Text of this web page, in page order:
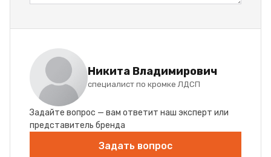
Никита Владимирович
специалист по кромке ЛДСП
Задайте вопрос — вам ответит наш эксперт или
представитель бренда
Задать вопрос